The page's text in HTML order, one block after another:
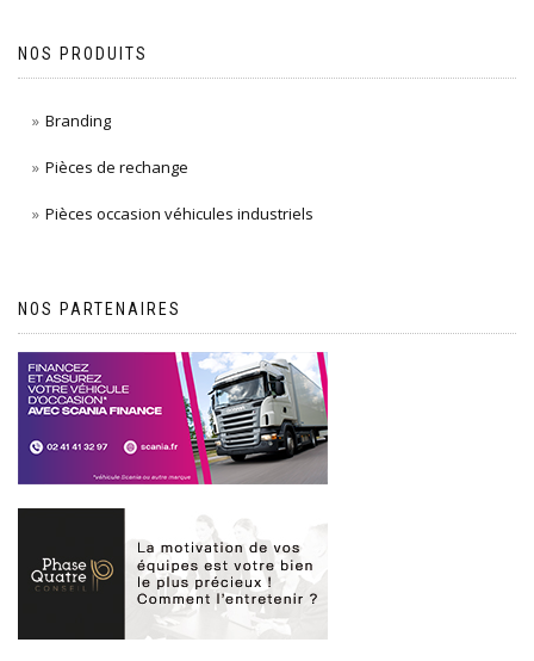
NOS PRODUITS
Branding
Pièces de rechange
Pièces occasion véhicules industriels
NOS PARTENAIRES